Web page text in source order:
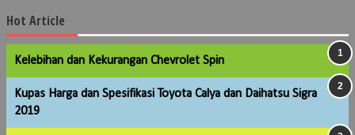
Hot Article
Kelebihan dan Kekurangan Chevrolet Spin
Kupas Harga dan Spesifikasi Toyota Calya dan Daihatsu Sigra
2019